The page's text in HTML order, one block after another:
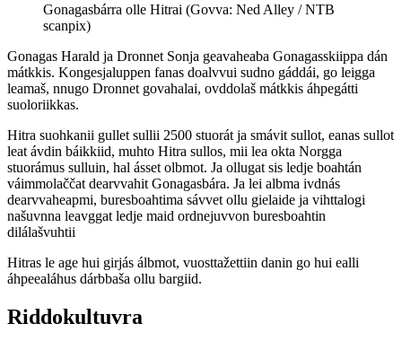
Gonagasbárra olle Hitrai (Govva: Ned Alley / NTB
scanpix)
Gonagas Harald ja Dronnet Sonja geavaheaba Gonagasskiippa dán
mátkkis. Kongesjaluppen fanas doalvvui sudno gáddái, go leigga
leamaš, nnugo Dronnet govahalai, ovddolaš mátkkis áhpegátti
suoloriikkas.
Hitra suohkanii gullet sullii 2500 stuorát ja smávit sullot, eanas sullot
leat ávdin báikkiid, muhto Hitra sullos, mii lea okta Norgga
stuorámus sulluin, hal ásset olbmot. Ja ollugat sis ledje boahtán
váimmolaččat dearvvahit Gonagasbára. Ja lei albma ivdnás
dearvvaheapmi, buresboahtima sávvet ollu gielaide ja vihttalogi
našuvnna leavggat ledje maid ordnejuvvon buresboahtin
dilálašvuhtii
Hitras le age hui girjás álbmot, vuosttažettiin danin go hui ealli
áhpeealáhus dárbbaša ollu bargiid.
Riddokultuvra